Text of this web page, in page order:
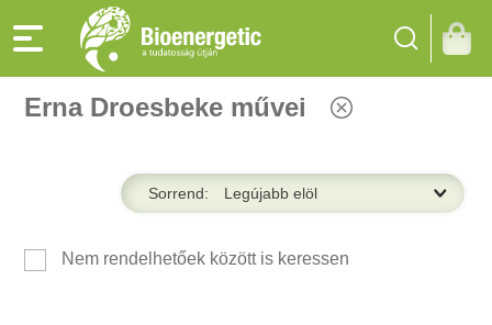
Erna Droesbeke művei
Sorrend:
Nem rendelhetőek között is keressen